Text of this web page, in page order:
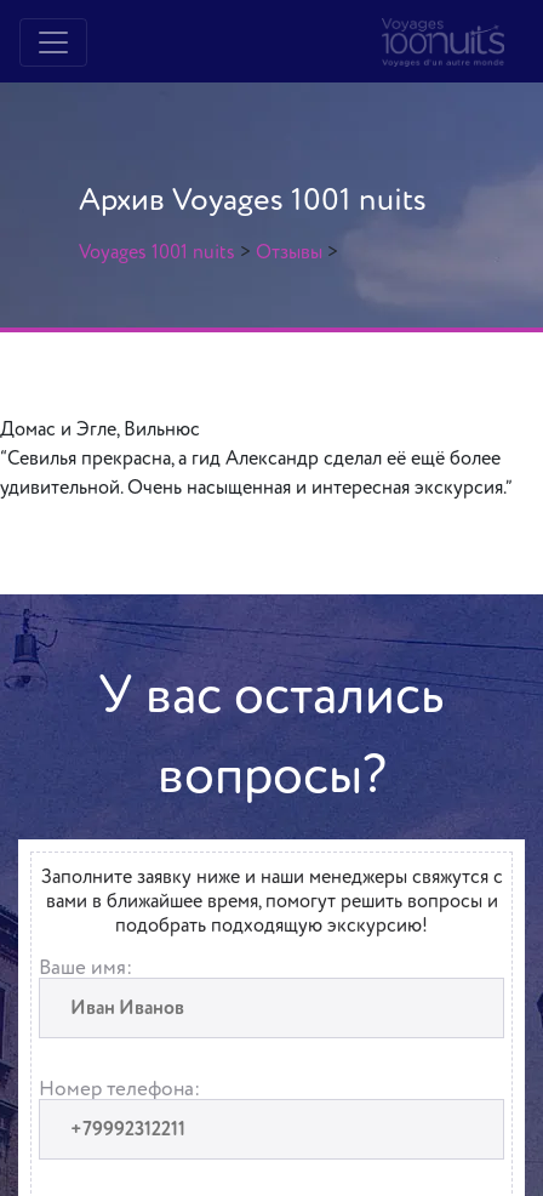
Архив Voyages 1001 nuits
Voyages 1001 nuits > Отзывы >
Домас и Эгле, Вильнюс
“Севилья прекрасна, а гид Александр сделал её ещё более
удивительной. Очень насыщенная и интересная экскурсия.”
У вас остались
вопросы?
Заполните заявку ниже и наши менеджеры свяжутся с
вами в ближайшее время, помогут решить вопросы и
подобрать подходящую экскурсию!
Ваше имя:
Номер телефона: